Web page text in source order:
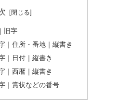
旧字
｜住所・番地｜縦書き
｜日付｜縦書き
｜西暦｜縦書き
｜賞状などの番号